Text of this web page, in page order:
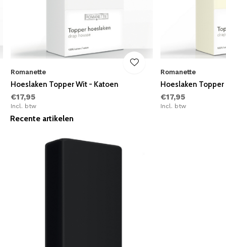
Romanette
Hoeslaken Topper Wit - Katoen
€17,95
Incl. btw
Romanette
Hoeslaken
€17,95
Incl. btw
Recente artikelen